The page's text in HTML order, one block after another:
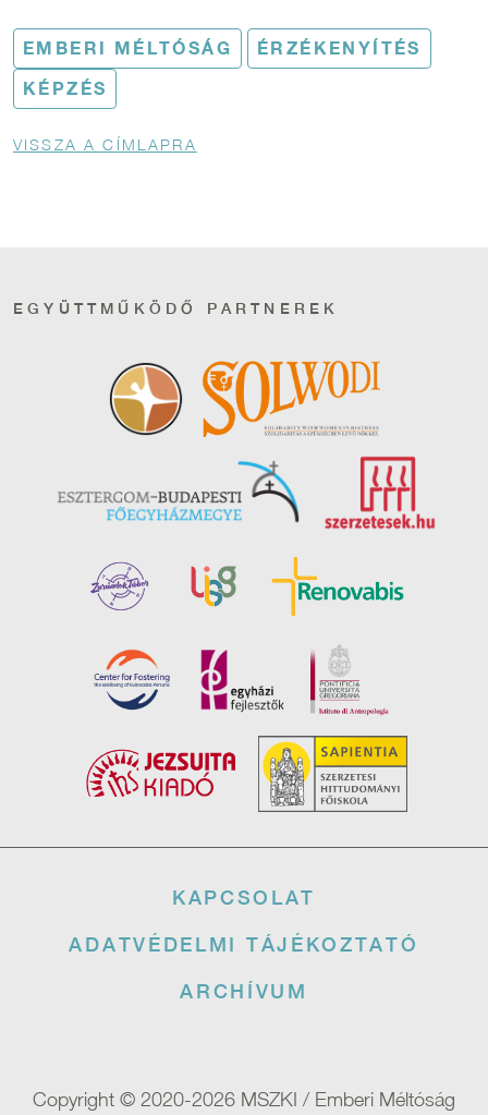
EMBERI MÉLTÓSÁG ÉRZÉKENYÍTÉS
KÉPZÉS
Morzsa
VISSZA A CÍMLAPRA
EGYÜTTMŰKÖDŐ PARTNEREK
KAPCSOLAT
ADATVÉDELMI TÁJÉKOZTATÓ
ARCHÍVUM
Copyright © 2020-2026 MSZKI / Emberi Méltóság